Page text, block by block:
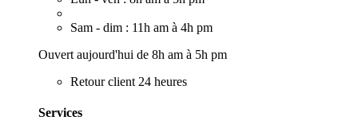
Sam - dim : 11h am à 4h pm
Ouvert aujourd'hui de 8h am à 5h pm
Retour client 24 heures
Services